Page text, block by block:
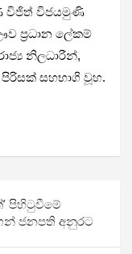
විජිත් විජ­ය­මුණි
ප්‍රධාන ලේකම්
නිල­ධා­රීන්,
පිරි­සක් සහ­භාගි වූහ.
පිහි­ටු­වීමේ
ජනපති අනුරට